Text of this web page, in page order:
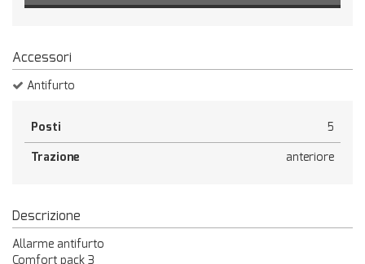
Accessori
Antifurto
Posti
5
Trazione
anteriore
Descrizione
Allarme antifurto
Comfort pack 3